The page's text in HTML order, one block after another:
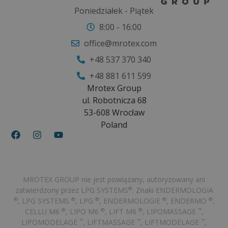
Poniedziałek - Piątek
8:00 - 16:00
office@mrotex.com
+48 537 370 340
+48 881 611 599
Mrotex Group
ul. Robotnicza 68
53-608 Wrocław
Poland
MROTEX GROUP nie jest powiązany, autoryzowany ani
zatwierdzony przez LPG SYSTEMS®. Znaki ENDERMOLOGIA
®, LPG SYSTEMS ®, LPG ®, ENDERMOLOGIE ®, ENDERMO ®,
CELLU M6 ®, LIPO M6 ®, LIFT M6 ®, LIPOMASSAGE ™,
LIPOMODELAGE ™, LIFTMASSAGE ™, LIFTMODELAGE ™,